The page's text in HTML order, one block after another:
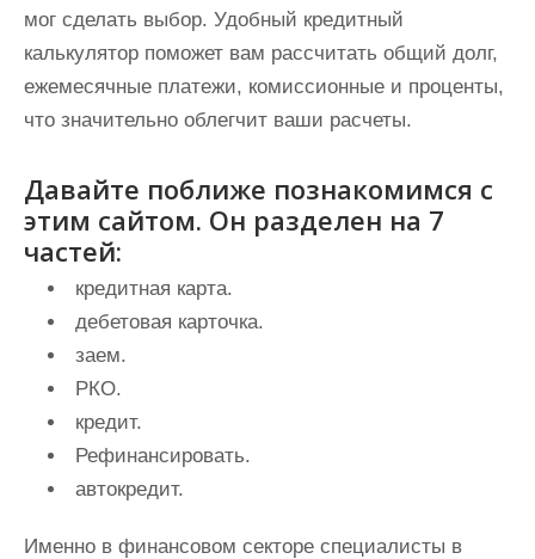
мог сделать выбор. Удобный кредитный
калькулятор поможет вам рассчитать общий долг,
ежемесячные платежи, комиссионные и проценты,
что значительно облегчит ваши расчеты.
Давайте поближе познакомимся с
этим сайтом. Он разделен на 7
частей:
кредитная карта.
дебетовая карточка.
заем.
РКО.
кредит.
Рефинансировать.
автокредит.
Именно в финансовом секторе специалисты в